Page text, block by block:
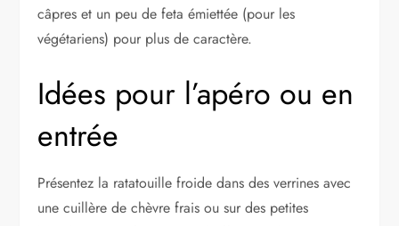
câpres et un peu de feta émiettée (pour les
végétariens) pour plus de caractère.
Idées pour l’apéro ou en
entrée
Présentez la ratatouille froide dans des verrines avec
une cuillère de chèvre frais ou sur des petites